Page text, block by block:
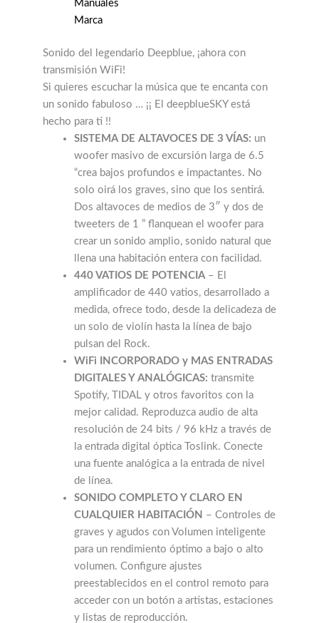
Sonido del legendario Deepblue, ¡ahora con
Si quieres escuchar la música que te encanta con
un sonido fabuloso … ¡¡ El deepblueSKY está
hecho para ti !!
SISTEMA DE ALTAVOCES DE 3 VÍAS:
woofer masivo de excursión larga de 6.5
“crea bajos profundos e impactantes. No
solo oirá los graves, sino que los sentirá.
Dos altavoces de medios de 3″ y dos de
tweeters de 1 ” flanquean el woofer para
crear un sonido amplio, sonido natural que
llena una habitación entera con facilidad.
440 VATIOS DE POTENCIA – El
amplificador de 440 vatios, desarrollado a
medida, ofrece todo, desde la delicadeza de
un solo de violín hasta la línea de bajo
pulsan del Rock.
WiFi INCORPORADO y MAS ENTRADAS
DIGITALES Y ANALÓGICAS:
Spotify, TIDAL y otros favoritos con la
mejor calidad. Reproduzca audio de alta
resolución de 24 bits / 96 kHz a través de
la entrada digital óptica Toslink. Conecte
una fuente analógica a la entrada de nivel
de línea.
SONIDO COMPLETO Y CLARO EN
CUALQUIER HABITACIÓN
graves y agudos con Volumen inteligente
para un rendimiento óptimo a bajo o alto
volumen. Configure ajustes
preestablecidos en el control remoto para
acceder con un botón a artistas, estaciones
y listas de reproducción.
STREAMING MULTI-ROOM
– Red de
múltiples deepblueSKY para transmitir